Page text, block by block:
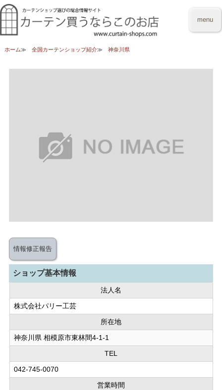
menu
ホーム 全国カーテンショップ紹介 神奈川県
情報修正報告
ショップ基本情報
法人名
株式会社パリー工芸
所在地
神奈川県 相模原市東林間4-1-1
TEL
042-745-0070
営業時間